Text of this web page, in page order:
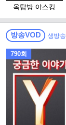
옥탑방 야스킹
방송VOD 생방
790회